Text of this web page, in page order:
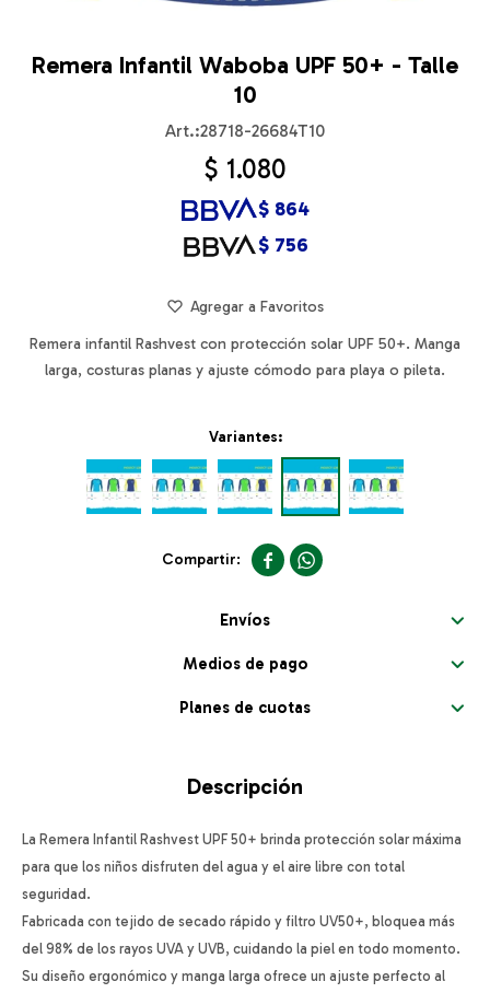
Remera Infantil Waboba UPF 50+ - Talle
10
28718-26684T10
$ 1.080
$ 756
$ 864
Remera infantil Rashvest con protección solar UPF 50+. Manga
larga, costuras planas y ajuste cómodo para playa o pileta.
Variantes:
 
Envíos
Medios de pago
Planes de cuotas
Descripción
La Remera Infantil Rashvest UPF 50+ brinda protección solar máxima
para que los niños disfruten del agua y el aire libre con total
seguridad.
Fabricada con tejido de secado rápido y filtro UV50+, bloquea más
del 98% de los rayos UVA y UVB, cuidando la piel en todo momento.
Su diseño ergonómico y manga larga ofrece un ajuste perfecto al